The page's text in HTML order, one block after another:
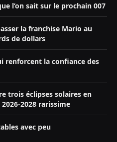
l’on sait sur le prochain 007
la franchise Mario au
de dollars
renforcent la confiance des
trois éclipses solaires en
2028 rarissime
avec peu